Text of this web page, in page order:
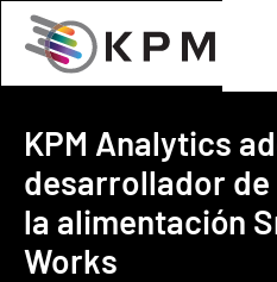
KPM Analytics
desarrollador
la alimentación
Works